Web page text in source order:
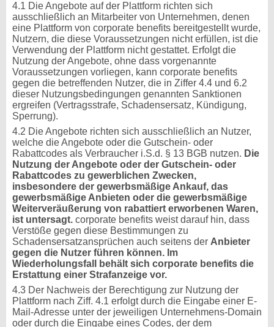
4.1 Die Angebote auf der Plattform richten sich
ausschließlich an Mitarbeiter von Unternehmen, denen
eine Plattform von corporate benefits bereitgestellt wurde,
Nutzern, die diese Voraussetzungen nicht erfüllen, ist die
Verwendung der Plattform nicht gestattet. Erfolgt die
Nutzung der Angebote, ohne dass vorgenannte
Voraussetzungen vorliegen, kann corporate benefits
gegen die betreffenden Nutzer, die in Ziffer 4.4 und 6.2
dieser Nutzungsbedingungen genannten Sanktionen
ergreifen (Vertragsstrafe, Schadensersatz, Kündigung,
Sperrung).
4.2 Die Angebote richten sich ausschließlich an Nutzer,
welche die Angebote oder die Gutschein- oder
Rabattcodes als Verbraucher i.S.d. § 13 BGB nutzen. Die
Nutzung der Angebote oder der Gutschein- oder
Rabattcodes zu gewerblichen Zwecken,
insbesondere der gewerbsmäßige Ankauf, das
gewerbsmäßige Anbieten oder die gewerbsmäßige
Weiterveräußerung von rabattiert erworbenen Waren,
ist untersagt. corporate benefits weist darauf hin, dass
Verstöße gegen diese Bestimmungen zu
Schadensersatzansprüchen auch seitens der Anbieter
gegen die Nutzer führen können. Im
Wiederholungsfall behält sich corporate benefits die
Erstattung einer Strafanzeige vor.
4.3 Der Nachweis der Berechtigung zur Nutzung der
Plattform nach Ziff. 4.1 erfolgt durch die Eingabe einer E-
Mail-Adresse unter der jeweiligen Unternehmens-Domain
oder durch die Eingabe eines Codes, der dem